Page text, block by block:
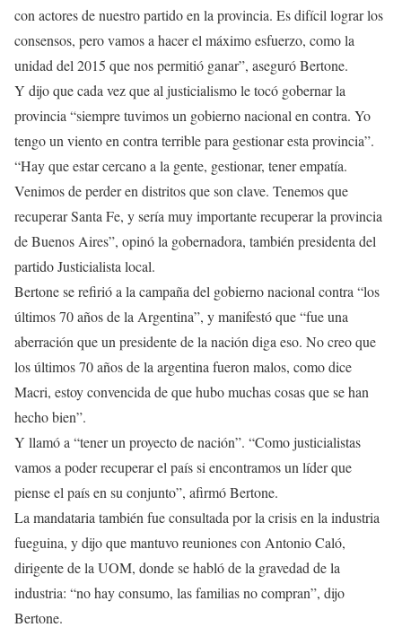
con actores de nuestro partido en la provincia. Es difícil lograr los
consensos, pero vamos a hacer el máximo esfuerzo, como la
unidad del 2015 que nos permitió ganar”, aseguró Bertone.
Y dijo que cada vez que al justicialismo le tocó gobernar la
provincia “siempre tuvimos un gobierno nacional en contra. Yo
tengo un viento en contra terrible para gestionar esta provincia”.
“Hay que estar cercano a la gente, gestionar, tener empatía.
Venimos de perder en distritos que son clave. Tenemos que
recuperar Santa Fe, y sería muy importante recuperar la provincia
de Buenos Aires”, opinó la gobernadora, también presidenta del
partido Justicialista local.
Bertone se refirió a la campaña del gobierno nacional contra “los
últimos 70 años de la Argentina”, y manifestó que “fue una
aberración que un presidente de la nación diga eso. No creo que
los últimos 70 años de la argentina fueron malos, como dice
Macri, estoy convencida de que hubo muchas cosas que se han
hecho bien”.
Y llamó a “tener un proyecto de nación”. “Como justicialistas
vamos a poder recuperar el país si encontramos un líder que
piense el país en su conjunto”, afirmó Bertone.
La mandataria también fue consultada por la crisis en la industria
fueguina, y dijo que mantuvo reuniones con Antonio Caló,
dirigente de la UOM, donde se habló de la gravedad de la
industria: “no hay consumo, las familias no compran”, dijo
Bertone.